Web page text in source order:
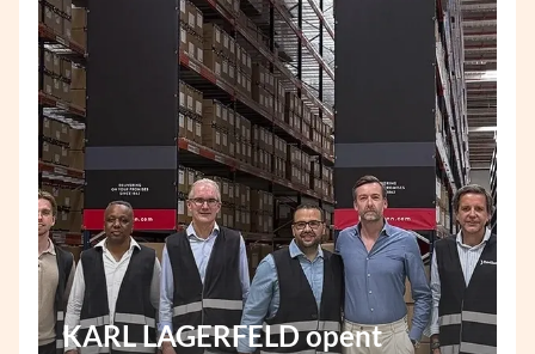
KARL LAGERFELD opent